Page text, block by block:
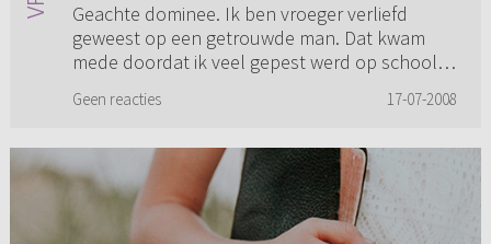
veel gepest werd op school (...)
Geachte dominee. Ik ben vroeger verliefd
geweest op een getrouwde man. Dat kwam
mede doordat ik veel gepest werd op school.
erg aan hem. Nu is dat een ...
Geen reacties 17-07-2008